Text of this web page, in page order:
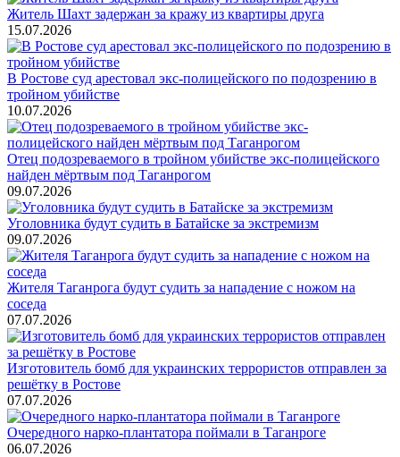
Житель Шахт задержан за кражу из квартиры друга
15.07.2026
В Ростове суд арестовал экс-полицейского по подозрению в
тройном убийстве
10.07.2026
Отец подозреваемого в тройном убийстве экс-полицейского
найден мёртвым под Таганрогом
09.07.2026
Уголовника будут судить в Батайске за экстремизм
09.07.2026
Жителя Таганрога будут судить за нападение с ножом на
соседа
07.07.2026
Изготовитель бомб для украинских террористов отправлен за
решётку в Ростове
07.07.2026
Очередного нарко-плантатора поймали в Таганроге
06.07.2026